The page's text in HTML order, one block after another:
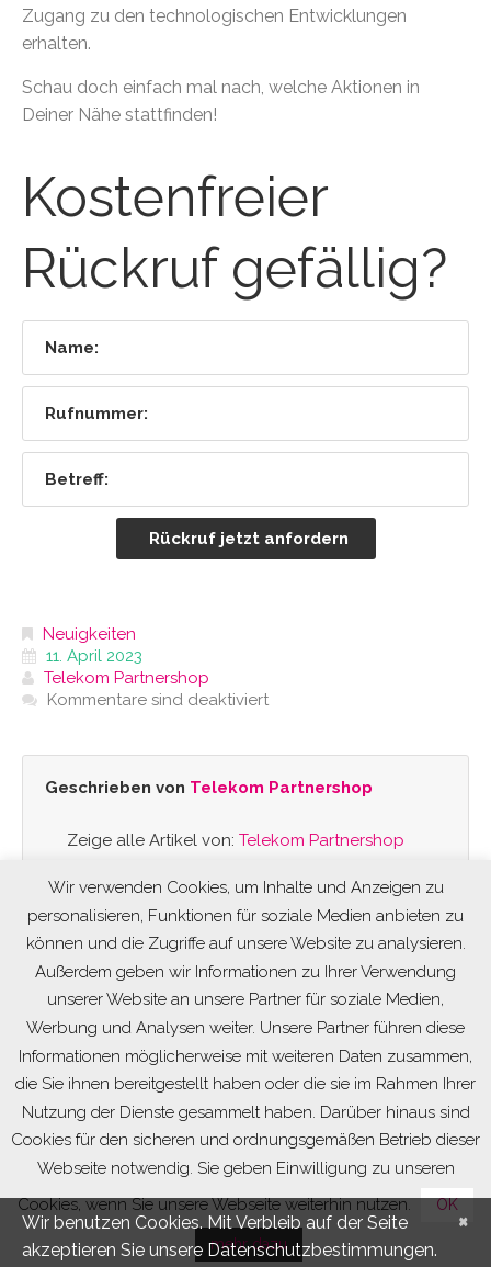
Zugang zu den technologischen Entwicklungen
erhalten.
Schau doch einfach mal nach, welche Aktionen in
Deiner Nähe stattfinden!
Kostenfreier
Rückruf gefällig?
Neuigkeiten
11. April 2023
Telekom Partnershop
Kommentare sind deaktiviert
Geschrieben von Telekom Partnershop
Zeige alle Artikel von: Telekom Partnershop
Impressum | Datenschutz
Datenschutzerklärung
Realisierung & Idee:
DALEEN- all die kreativen Dinge
Wir verwenden Cookies, um Inhalte und Anzeigen zu
personalisieren, Funktionen für soziale Medien anbieten zu
können und die Zugriffe auf unsere Website zu analysieren.
Außerdem geben wir Informationen zu Ihrer Verwendung
unserer Website an unsere Partner für soziale Medien,
Werbung und Analysen weiter. Unsere Partner führen diese
Informationen möglicherweise mit weiteren Daten zusammen,
die Sie ihnen bereitgestellt haben oder die sie im Rahmen Ihrer
Nutzung der Dienste gesammelt haben. Darüber hinaus sind
Cookies für den sicheren und ordnungsgemäßen Betrieb dieser
Webseite notwendig. Sie geben Einwilligung zu unseren
Cookies, wenn Sie unsere Webseite weiterhin nutzen.
OK
mehr dazu
×
Wir benutzen Cookies. Mit Verbleib auf der Seite
akzeptieren Sie unsere Datenschutzbestimmungen.